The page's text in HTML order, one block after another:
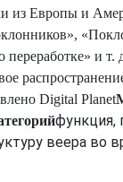
из Европы и
переработке» и т.
Digital Planet
функция,
веера во